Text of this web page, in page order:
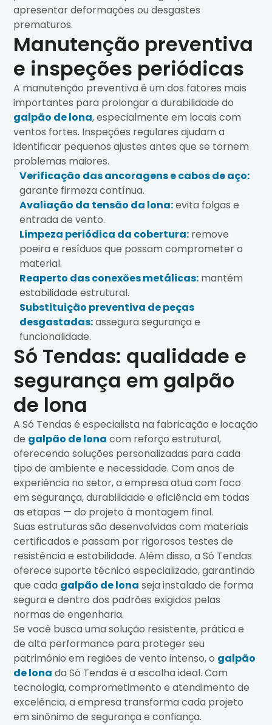
apresentar deformações ou desgastes
prematuros.
Manutenção preventiva
e inspeções periódicas
A manutenção preventiva é um dos fatores mais
importantes para prolongar a durabilidade do
galpão de lona, especialmente em locais com
ventos fortes. Inspeções regulares ajudam a
identificar pequenos ajustes antes que se tornem
problemas maiores.
Verificação das ancoragens e cabos de aço:
garante firmeza contínua.
Avaliação da tensão da lona:evita folgas e
entrada de vento.
Limpeza periódica da cobertura: remove
poeira e resíduos que possam comprometer o
material.
Reaperto das conexões metálicas: mantém
estabilidade estrutural.
Substituição preventiva de peças
desgastadas:assegura segurança e
funcionalidade.
Só Tendas: qualidade e
segurança em galpão
de lona
A Só Tendas é especialista na fabricação e locação
de galpão de lona com reforço estrutural,
oferecendo soluções personalizadas para cada
tipo de ambiente e necessidade. Com anos de
experiência no setor, a empresa atua com foco
em segurança, durabilidade e eficiência em todas
as etapas — do projeto à montagem final.
Suas estruturas são desenvolvidas com materiais
certificados e passam por rigorosos testes de
resistência e estabilidade. Além disso, a Só Tendas
oferece suporte técnico especializado, garantindo
que cada galpão de lona seja instalado de forma
segura e dentro dos padrões exigidos pelas
normas de engenharia.
Se você busca uma solução resistente, prática e
de alta performance para proteger seu
patrimônio em regiões de vento intenso, o galpão
de lona da Só Tendas é a escolha ideal. Com
tecnologia, comprometimento e atendimento de
excelência, a empresa transforma cada projeto
em sinônimo de segurança e confiança.